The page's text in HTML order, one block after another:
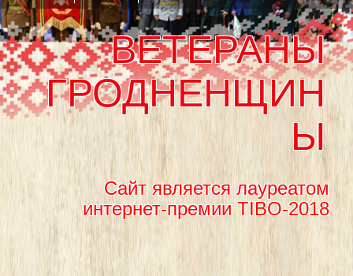
ВЕТЕРАНЫ
ГРОДНЕНЩИН
Ы
Сайт является лауреатом
интернет-премии TIBO-2018